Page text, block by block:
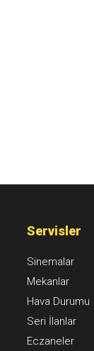
Servisler
Sinemalar
Mekanlar
Hava Durumu
Seri İlanlar
Eczaneler